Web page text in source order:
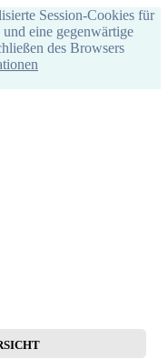
Session-Cookies für
eine gegenwärtige
des Browsers